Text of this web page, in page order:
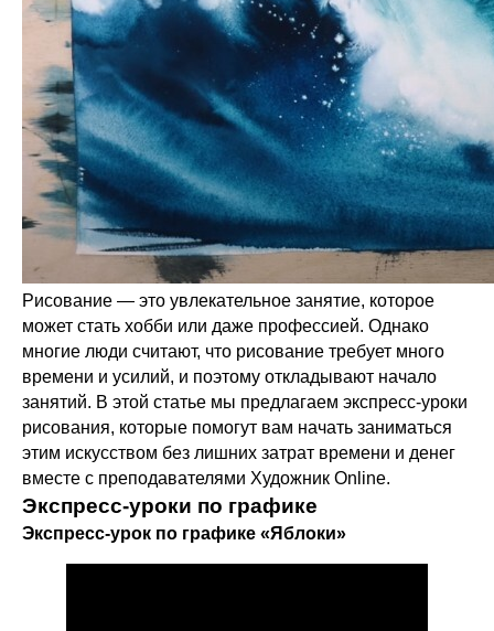
Рисование — это увлекательное занятие, которое
может стать хобби или даже профессией. Однако
многие люди считают, что рисование требует много
времени и усилий, и поэтому откладывают начало
занятий. В этой статье мы предлагаем экспресс-уроки
рисования, которые помогут вам начать заниматься
этим искусством без лишних затрат времени и денег
вместе с преподавателями Художник Online.
Экспресс-уроки по графике
Экспресс-урок по графике «Яблоки»